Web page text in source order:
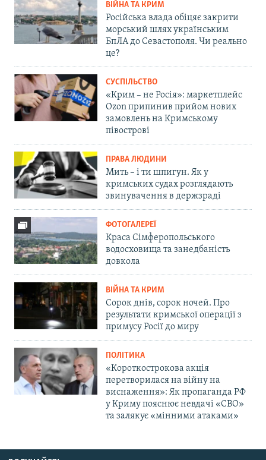
ВІЙНА ТА КРИМ
Російська влада обіцяє закрити
морський шлях українським
БпЛА до Севастополя. Чи реально
це?
СУСПІЛЬСТВО
«Крим – не Росія»: маркетплейс
Ozon припинив прийом нових
замовлень на Кримському
півострові
ПРАВА ЛЮДИНИ
Мить – і ти шпигун. Як у
кримських судах розглядають
звинувачення в держзраді
ФОТОГАЛЕРЕЇ
Краса Сімферопольського
водосховища та занедбаність
довкола
ВІЙНА ТА КРИМ
Сорок днів, сорок ночей. Про
результати кримської операції з
примусу Росії до миру
ПОЛІТИКА
«Короткострокова акція
перетворилася на війну на
виснаження»: Як пропаганда РФ
у Криму пояснює невдачі «СВО»
та залякує «мінними атаками»